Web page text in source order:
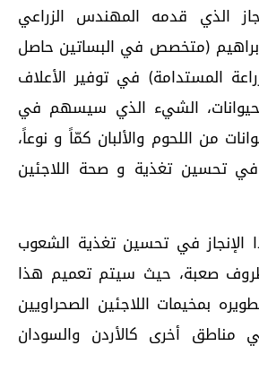
الذي قدمه المهندس الزراعي
(متخصص في البساتين حاصل
المستدامة) في توفير الأعلاف
الشيء الذي سيسهم في
من اللحوم والألبان كمّاً و نوعاً،
تحسين تغذية و صحة اللاجئين
في تحسين تغذية الشعوب
صعبة، حيث سيتم تعميم هذا
بمخيمات اللاجئين الصحراويين
مناطق أخرى كالأردن والسودان